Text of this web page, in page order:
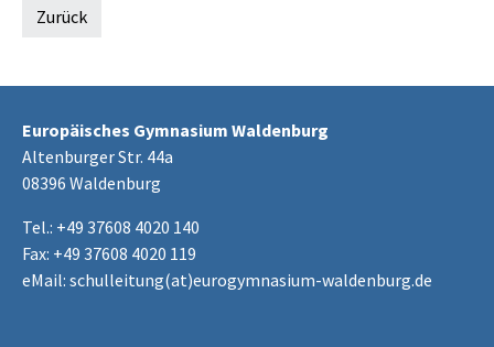
Zurück
Europäisches Gymnasium Waldenburg
Altenburger Str. 44a
08396 Waldenburg
Tel.: +49 37608 4020 140
Fax: +49 37608 4020 119
eMail: schulleitung(at)eurogymnasium-waldenburg.de